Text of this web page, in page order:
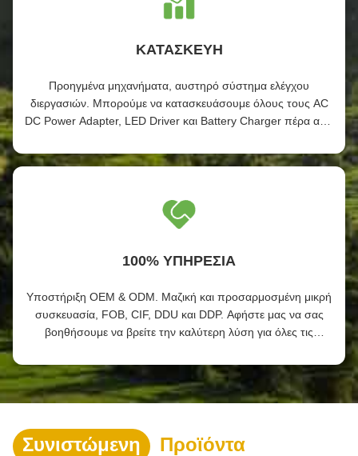
ΚΑΤΑΣΚΕΥΗ
Προηγμένα μηχανήματα, αυστηρό σύστημα ελέγχου
διεργασιών. Μπορούμε να κατασκευάσουμε όλους τους AC
DC Power Adapter, LED Driver και Battery Charger πέρα από
100% ΥΠΗΡΕΣΙΑ
Υποστήριξη OEM & ODM. Μαζική και προσαρμοσμένη μικρή
συσκευασία, FOB, CIF, DDU και DDP. Αφήστε μας να σας
βοηθήσουμε να βρείτε την καλύτερη λύση για όλες τις
Συνιστώμενη Προϊόντα